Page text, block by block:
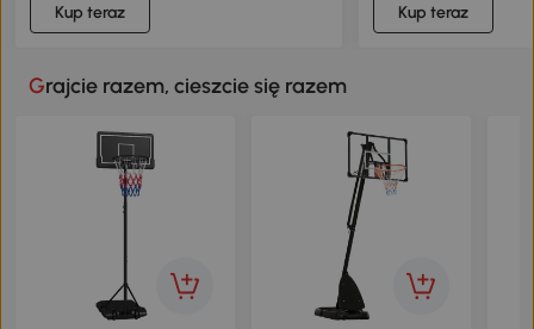
Kup teraz Kup teraz
Grajcie razem, cieszcie się razem